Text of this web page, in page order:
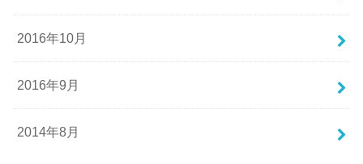
2016年10月
2016年9月
2014年8月